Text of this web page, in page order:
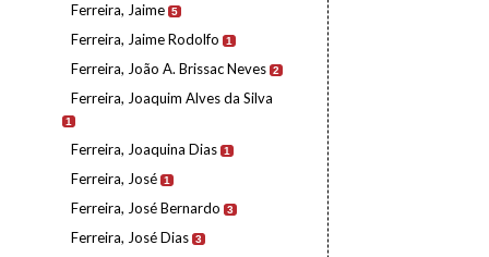
Ferreira, Jaime 5
Ferreira, Jaime Rodolfo 1
Ferreira, João A. Brissac Neves 2
Ferreira, Joaquim Alves da Silva
1
Ferreira, Joaquina Dias 1
Ferreira, José 1
Ferreira, José Bernardo 3
Ferreira, José Dias 3